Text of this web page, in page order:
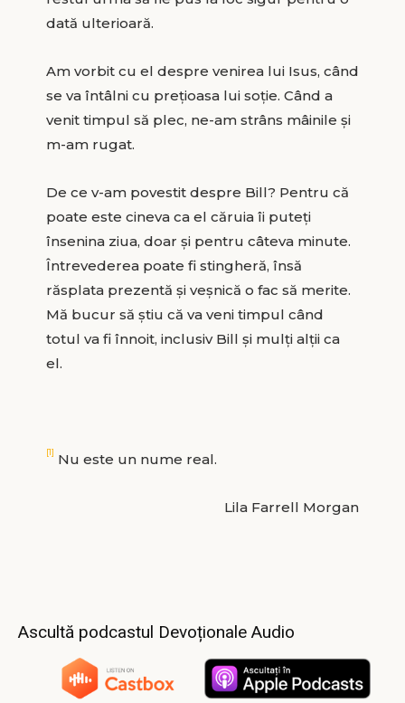
dată ulterioară.
Am vorbit cu el despre venirea lui Isus, când
se va întâlni cu prețioasa lui soție. Când a
venit timpul să plec, ne-am strâns mâinile și
m-am rugat.
De ce v-am povestit despre Bill? Pentru că
poate este cineva ca el căruia îi puteți
însenina ziua, doar și pentru câteva minute.
Întrevederea poate fi stingheră, însă
răsplata prezentă și veșnică o fac să merite.
Mă bucur să știu că va veni timpul când
totul va fi înnoit, inclusiv Bill și mulți alții ca
el.
[1] Nu este un nume real.
Lila Farrell Morgan
Ascultă podcastul Devoționale Audio